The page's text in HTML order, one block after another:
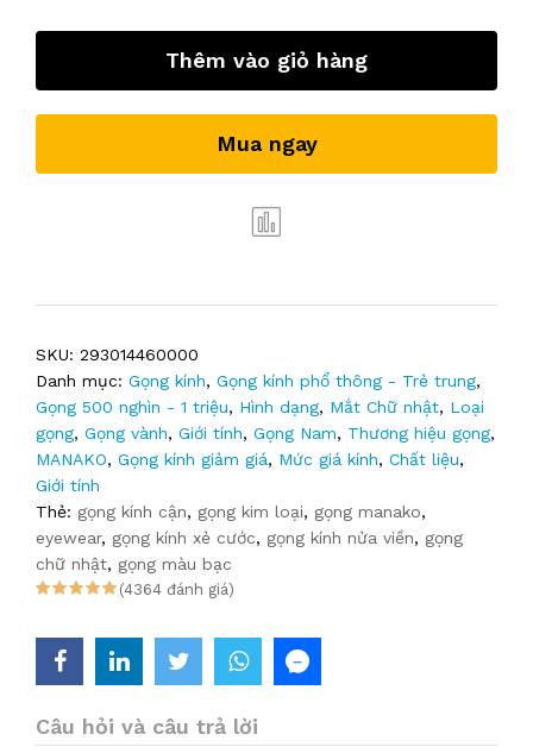
Thêm vào giỏ hàng
Mua ngay
SKU: 293014460000
Danh mục: Gọng kính, Gọng kính phổ thông - Trẻ trung,
Gọng 500 nghìn - 1 triệu, Hình dạng, Mắt Chữ nhật, Loại
gọng, Gọng vành, Giới tính, Gọng Nam, Thương hiệu gọng,
MANAKO, Gọng kính giảm giá, Mức giá kính, Chất liệu,
Giới tính
Thẻ: gọng kính cận, gọng kim loại, gọng manako,
eyewear, gọng kính xẻ cước, gọng kính nửa viền, gọng
chữ nhật, gọng màu bạc
(4364 đánh giá)
Câu hỏi và câu trả lời